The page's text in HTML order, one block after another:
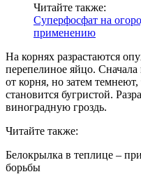
Читайте также:
Суперфосфат на
применению
На корнях разрастаются
перепелиное яйцо.
от корня, но затем
становится бугристой.
виноградную гроздь.
Читайте также:
Белокрылка в теплице –
борьбы